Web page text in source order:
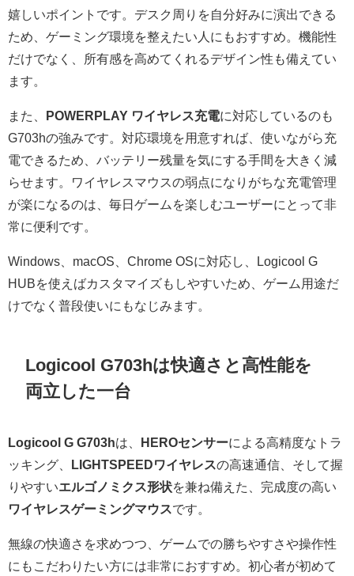
嬉しいポイントです。デスク周りを自分好みに演出できる
ため、ゲーミング環境を整えたい人にもおすすめ。機能性
だけでなく、所有感を高めてくれるデザイン性も備えてい
ます。
また、 POWERPLAY ワイヤレス充電に対応しているのも
G703hの強みです。対応環境を用意すれば、使いながら充
電できるため、バッテリー残量を気にする手間を大きく減
らせます。ワイヤレスマウスの弱点になりがちな充電管理
が楽になるのは、毎日ゲームを楽しむユーザーにとって非
常に便利です。
Windows、macOS、Chrome OSに対応し、Logicool G
HUBを使えばカスタマイズもしやすいため、ゲーム用途だ
けでなく普段使いにもなじみます。
Logicool G703hは快適さと高性能を
両立した一台
Logicool G G703hは、 HEROセンサーによる高精度なトラ
ッキング、
LIGHTSPEEDワイヤレスの高速通信、そして握
りやすいエルゴノミクス形状を兼ね備えた、完成度の高い
ワイヤレスゲーミングマウスです。
無線の快適さを求めつつ、ゲームでの勝ちやすさや操作性
にもこだわりたい方には非常におすすめ。初心者が初めて